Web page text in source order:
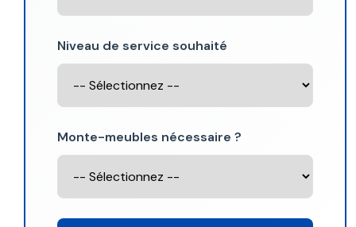
Niveau de service souhaité
Monte-meubles nécessaire ?